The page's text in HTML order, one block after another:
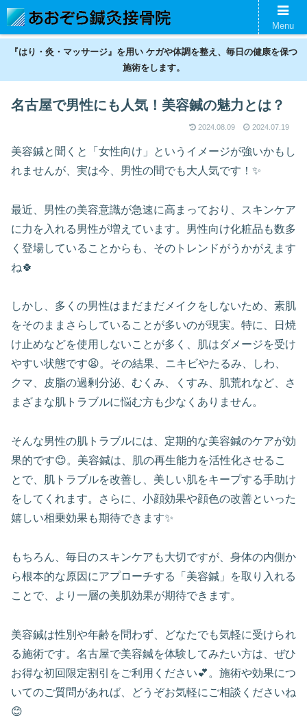
名古屋の鍼灸接骨院。神経痛、スポーツ傷害、美容鍼、ギックリ腰などの不調
を整えます。
『はり・灸・マッサージ』を用い ケガや体調を整え、毎日の健康を保つ
施術をします。
名古屋で男性にも人気！美容鍼の魅力とは？
2024.08.09 2024.07.19
美容鍼と聞くと「女性向け」というイメージが強いかもし
れませんが、実は今、男性の間でも大人気です！✨
最近、男性の美容意識が急速に高まっており、スキンケア
に力を入れる男性が増えています。男性向け化粧品も数多
く登場していることからも、そのトレンドがうかがえます
ね🍀
しかし、多くの男性はまだまだメイクをしないため、素肌
をそのままさらしていることが多いのが現実。特に、日焼
け止めなどを使用しないことが多く、肌はダメージを受け
やすい状態です😫。その結果、ニキビやたるみ、しわ、
クマ、皮脂の過剰分泌、むくみ、くすみ、肌荒れなど、さ
まざまな肌トラブルに悩む方も少なくありません。
そんな男性の肌トラブルには、定期的な美容鍼のケアが効
果的です😊。美容鍼は、肌の再生能力を活性化させるこ
とで、肌トラブルを改善し、美しい肌をキープする手助け
をしてくれます。さらに、小顔効果や顔色の改善といった
嬉しい相乗効果も期待できます✨
もちろん、毎日のスキンケアも大切ですが、身体の内側か
ら根本的な原因にアプローチする「美容鍼」を取り入れる
ことで、より一層の美肌効果が期待できます。
美容鍼は性別や年齢を問わず、どなたでも気軽に受けられ
る施術です。名古屋で美容鍼を体験してみたい方は、ぜひ
お得な初回限定割引をご利用ください💕。施術や効果につ
いてのご質問があれば、どうぞお気軽にご相談くださいね
😊
Menu